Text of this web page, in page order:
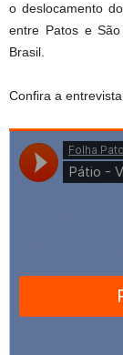
o deslocamento
entre Patos e
Brasil.
Confira a